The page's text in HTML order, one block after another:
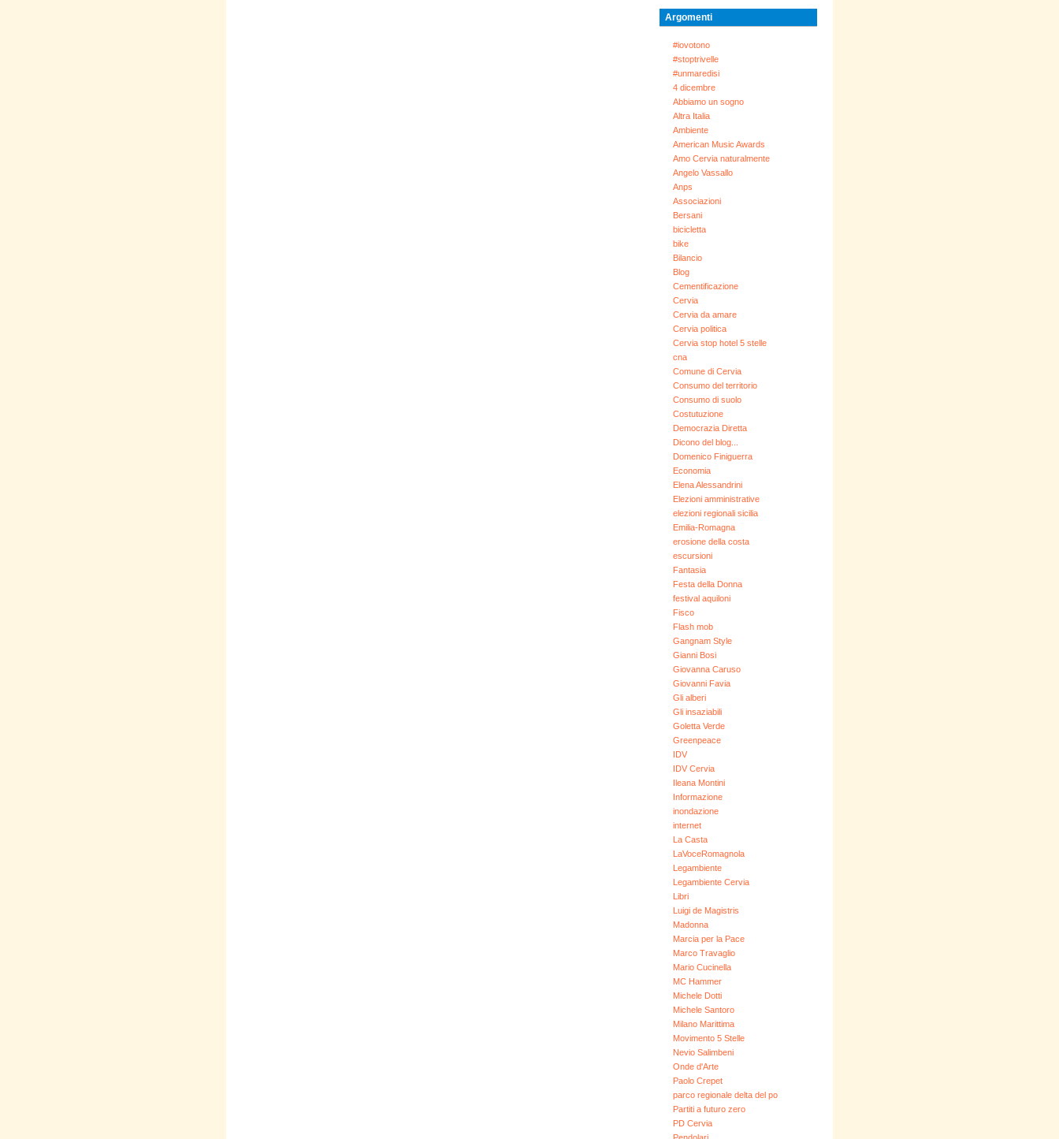
Argomenti
#iovotono
#stoptrivelle
#unmaredisi
4 dicembre
Abbiamo un sogno
Altra Italia
Ambiente
American Music Awards
Amo Cervia naturalmente
Angelo Vassallo
Anps
Associazioni
Bersani
bicicletta
bike
Bilancio
Blog
Cementificazione
Cervia
Cervia da amare
Cervia politica
Cervia stop hotel 5 stelle
cna
Comune di Cervia
Consumo del territorio
Consumo di suolo
Costutuzione
Democrazia Diretta
Dicono del blog...
Domenico Finiguerra
Economia
Elena Alessandrini
Elezioni amministrative
elezioni regionali sicilia
Emilia-Romagna
erosione della costa
escursioni
Fantasia
Festa della Donna
festival aquiloni
Fisco
Flash mob
Gangnam Style
Gianni Bosi
Giovanna Caruso
Giovanni Favia
Gli alberi
Gli insaziabili
Goletta Verde
Greenpeace
IDV
IDV Cervia
Ileana Montini
Informazione
inondazione
internet
La Casta
LaVoceRomagnola
Legambiente
Legambiente Cervia
Libri
Luigi de Magistris
Madonna
Marcia per la Pace
Marco Travaglio
Mario Cucinella
MC Hammer
Michele Dotti
Michele Santoro
Milano Marittima
Movimento 5 Stelle
Nevio Salimbeni
Onde d'Arte
Paolo Crepet
parco regionale delta del po
Partiti a futuro zero
PD Cervia